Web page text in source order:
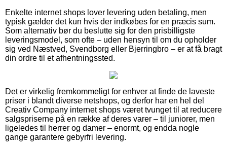
Enkelte internet shops lover levering uden betaling, men
typisk gælder det kun hvis der indkøbes for en præcis sum.
Som alternativ bør du beslutte sig for den prisbilligste
leveringsmodel, som ofte – uden hensyn til om du opholder
sig ved Næstved, Svendborg eller Bjerringbro – er at få bragt
din ordre til et afhentningssted.
Det er virkelig fremkommeligt for enhver at finde de laveste
priser i blandt diverse netshops, og derfor har en hel del
Creativ Company internet shops været tvunget til at reducere
salgspriserne på en række af deres varer – til juniorer, men
ligeledes til herrer og damer – enormt, og endda nogle
gange garantere gebyrfri levering.